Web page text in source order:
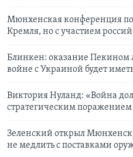
Мюнхенская конференция по
Кремля, но с участием
Блинкен: оказание Пекином
войне с Украиной будет
Виктория Нуланд: «Война
стратегическим
Зеленский открыл
не медлить с поставками